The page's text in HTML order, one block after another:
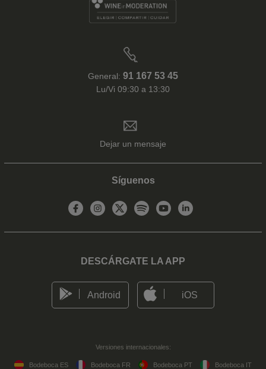
General: 91 167 53 45
Lu/Vi 09:30 a 13:30
Dejar un mensaje
Síguenos
DESCÁRGATE LA APP
Android iOS
Versiones internacionales:
Bodeboca ES Bodeboca FR Bodeboca PT Bodeboca IT